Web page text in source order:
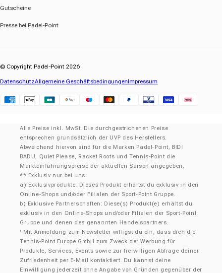
Gutscheine
Presse bei Padel-Point
© Copyright Padel-Point 2026
DatenschutzAllgemeine GeschäftsbedingungenImpressum
Alle Preise inkl. MwSt. Die durchgestrichenen Preise
entsprechen grundsätzlich der UVP des Herstellers.
Abweichend hiervon sind für die Marken Padel-Point, BIDI
BADU, Quiet Please, Racket Roots und Tennis-Point die
Markteinführungspreise der aktuellen Saison angegeben.
** Exklusiv nur bei uns:
a) Exklusivprodukte: Dieses Produkt erhältst du exklusiv in den
Online-Shops und/oder Filialen der Sport-Point Gruppe.
b) Exklusive Partnerschaften: Diese(s) Produkt(e) erhältst du
exklusiv in den Online-Shops und/oder Filialen der Sport-Point
Gruppe und denen des genannten Handelspartners.
¹
Mit Anmeldung zum Newsletter willigst du ein, dass dich die
Tennis-Point Europe GmbH zum Zweck der Werbung für
Produkte, Services, Events sowie zur freiwilligen Abfrage deiner
Zufriedenheit per E-Mail kontaktiert. Du kannst deine
Einwilligung jederzeit ohne Angabe von Gründen gegenüber der